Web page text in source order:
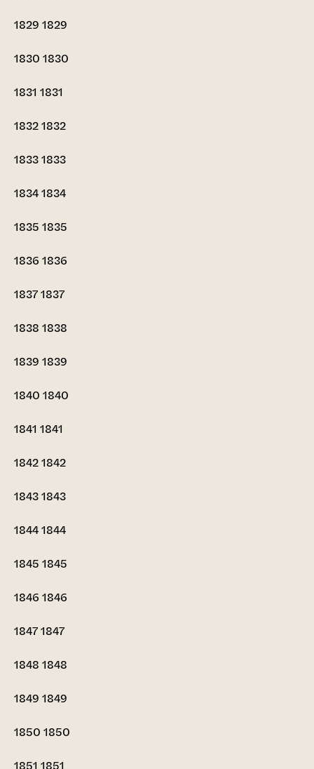
1829 1829
1830 1830
1831 1831
18321832
18331833
18341834
1835 1835
1836 1836
18371837
1838 1838
1839 1839
1840 1840
1841 1841
18421842
18431843
18441844
1845 1845
1846 1846
18471847
1848 1848
1849 1849
1850 1850